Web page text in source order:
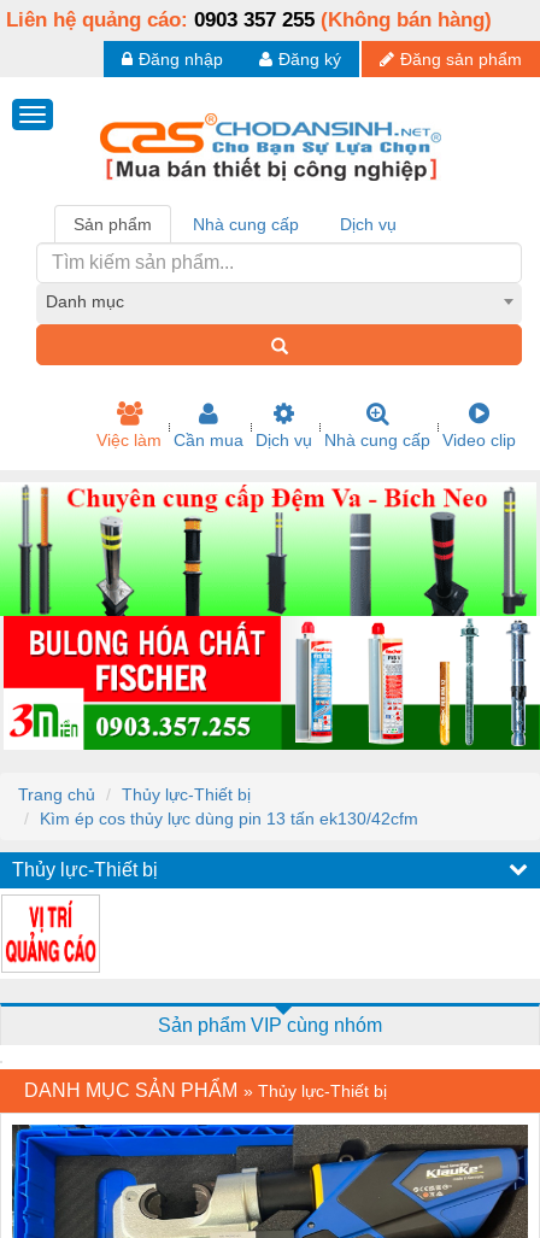
Liên hệ quảng cáo: 0903 357 255 (Không bán hàng)
Đăng sản phẩm
Đăng ký
Đăng nhập
Sản phẩm Nhà cung cấp Dịch vụ
Danh mục
Việc làm Cần mua Dịch vụ Nhà cung cấp Video clip
Trang chủ
Thủy lực-Thiết bị
Kìm ép cos thủy lực dùng pin 13 tấn ek130/42cfm
Thủy lực-Thiết bị
Sản phẩm VIP cùng nhóm
DANH MỤC SẢN PHẨM » Thủy lực-Thiết bị